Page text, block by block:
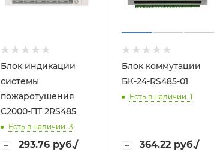
Блок индикации
системы
пожаротушения
С2000-ПТ 2RS485
Есть в наличии: 3
293.76руб./
Блок коммутации
БК-24-RS485-01
Есть в наличии: 1
364.22 руб./